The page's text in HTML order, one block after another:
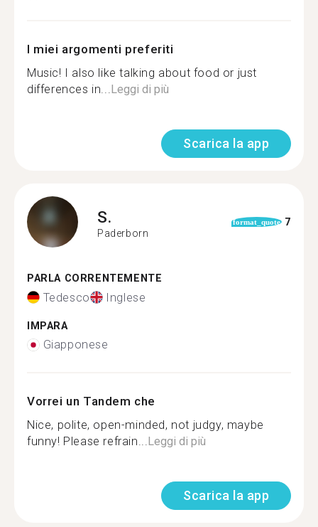
I miei argomenti preferiti
Music! I also like talking about food or just
differences in...Leggi di più
Scarica la app
S.
Paderborn
format_quote 7
PARLA CORRENTEMENTE
Tedesco Inglese
IMPARA
Giapponese
Vorrei un Tandem che
Nice, polite, open-minded, not judgy, maybe
funny! Please refrain...Leggi di più
Scarica la app